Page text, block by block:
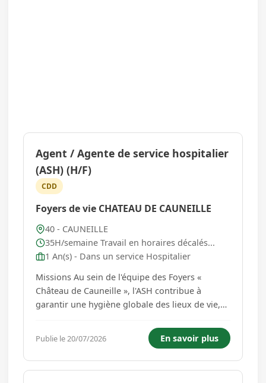
Agent / Agente de service hospitalier
(ASH) (H/F)
CDD
Foyers de vie CHATEAU DE CAUNEILLE
40 - CAUNEILLE
35H/semaine Travail en horaires décalés...
1 An(s) - Dans un service Hospitalier
Missions Au sein de l'équipe des Foyers «
Château de Cauneille », l'ASH contribue à
garantir une hygiène globale des lieux de vie,
préparation et la distribution des petits
déjeuners - Dresser le...
Publie le 20/07/2026 En savoir plus